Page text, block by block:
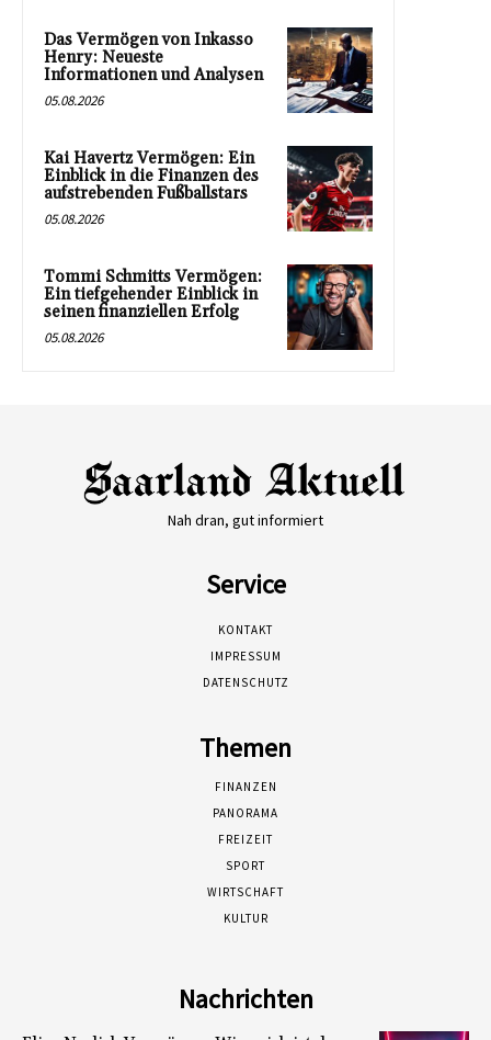
Das Vermögen von Inkasso
Henry: Neueste
Informationen und Analysen
05.08.2026
Kai Havertz Vermögen: Ein
Einblick in die Finanzen des
aufstrebenden Fußballstars
05.08.2026
Tommi Schmitts Vermögen:
Ein tiefgehender Einblick in
seinen finanziellen Erfolg
05.08.2026
Nah dran, gut informiert
Service
KONTAKT
IMPRESSUM
DATENSCHUTZ
Themen
FINANZEN
PANORAMA
FREIZEIT
SPORT
WIRTSCHAFT
KULTUR
Nachrichten